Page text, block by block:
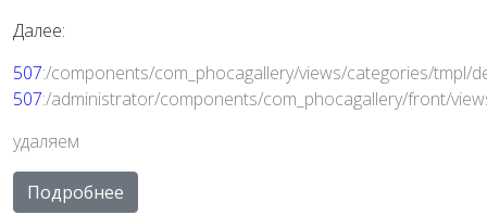
Далее:
507:/components/com_phocagallery/views/categories/tmpl/
507:/administrator/components/com_phocagallery/front/
удаляем
Подробнее